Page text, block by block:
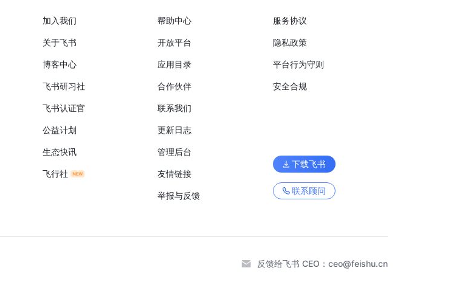
加入我们
关于飞书
博客中心
飞书研习社
飞书认证官
公益计划
生态快讯
飞行社
帮助中心
开放平台
应用目录
合作伙伴
联系我们
更新日志
管理后台
友情链接
举报与反馈
服务协议
隐私政策
平台行为守则
安全合规
下载飞书
联系顾问
反馈给飞书 CEO： ceo@feishu.cn